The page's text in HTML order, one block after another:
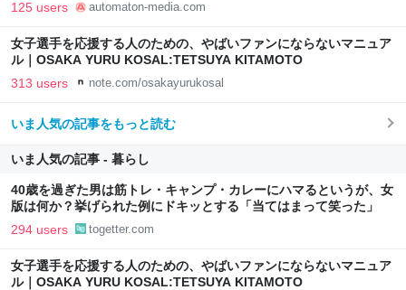
125 users automaton-media.com
女子選手を応援する人のための、やばいファンにならないマニュア
ル｜OSAKA YURU KOSAL:TETSUYA KITAMOTO
313 users note.com/osakayurukosal
いま人気の記事をもっと読む
いま人気の記事 - 暮らし
40歳を過ぎた男は筋トレ・キャンプ・カレーにハマるというが、女
版は何か？挙げられた例にドキッとする「当てはまって笑った」
294 users togetter.com
女子選手を応援する人のための、やばいファンにならないマニュア
ル｜OSAKA YURU KOSAL:TETSUYA KITAMOTO